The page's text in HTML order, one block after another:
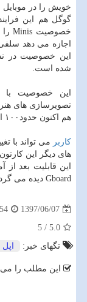
خویش را در موبایل
خصوصیت Minis را به كیبورد افزوده است. این خصوصیت به
اجازه می دهد
شده است.
این خصوصیت با
تصویرسازی های
هم اكنون حدود۱۰۰ استیكر در دو پك مختلف Minis عرضه شده است.
كاربر می تواند با
های دیگر این
این قابلیت بعد
Gboard دیده می گردد.
1397/06/07
5.0
/
5
تگهای خبر:
اپل
این مطلب را می